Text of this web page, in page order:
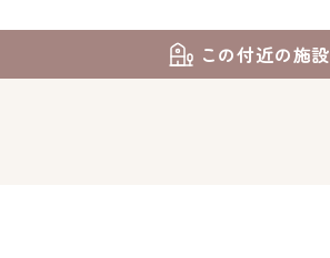
この付近の施設